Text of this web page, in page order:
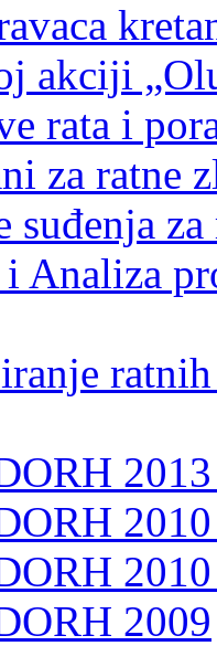
akciji
rata i
za ratne
suđenja
i Analiza
2009